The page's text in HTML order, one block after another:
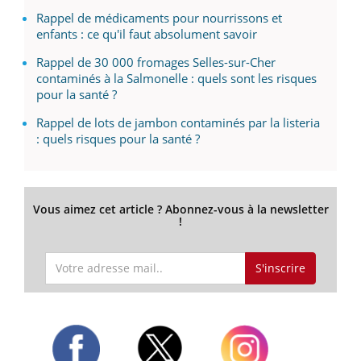
Rappel de médicaments pour nourrissons et
enfants : ce qu'il faut absolument savoir
Rappel de 30 000 fromages Selles-sur-Cher
contaminés à la Salmonelle : quels sont les risques
pour la santé ?
Rappel de lots de jambon contaminés par la listeria
: quels risques pour la santé ?
Vous aimez cet article ? Abonnez-vous à la newsletter
!
S'inscrire